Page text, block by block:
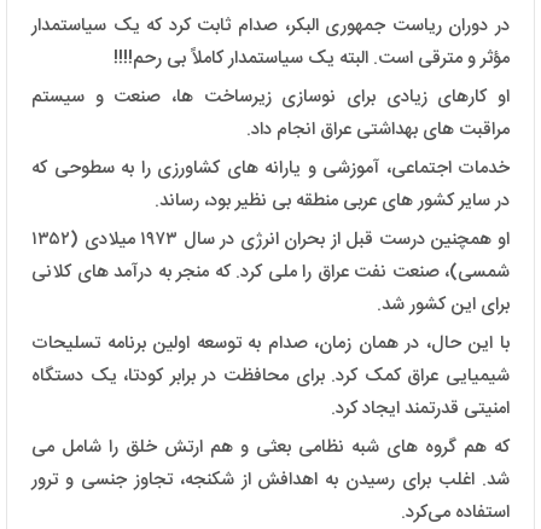
در دوران ریاست جمهوری البکر، صدام ثابت کرد که یک سیاستمدار
مؤثر و مترقی است. البته یک سیاستمدار کاملاً بی رحم!!!!
او کارهای زیادی برای نوسازی زیرساخت ها، صنعت و سیستم
مراقبت های بهداشتی عراق انجام داد.
خدمات اجتماعی، آموزشی و یارانه های کشاورزی را به سطوحی که
در سایر کشور های عربی منطقه بی نظیر بود، رساند.
او همچنین درست قبل از بحران انرژی در سال ۱۹۷۳ میلادی (۱۳۵۲
شمسی)، صنعت نفت عراق را ملی کرد. که منجر به درآمد های کلانی
برای این کشور شد.
با این حال، در همان زمان، صدام به توسعه اولین برنامه تسلیحات
شیمیایی عراق کمک کرد. برای محافظت در برابر کودتا، یک دستگاه
امنیتی قدرتمند ایجاد کرد.
که هم گروه‌ های شبه ‌نظامی بعثی و هم ارتش خلق را شامل می
‌شد. اغلب برای رسیدن به اهدافش از شکنجه، تجاوز جنسی و ترور
استفاده می‌کرد.